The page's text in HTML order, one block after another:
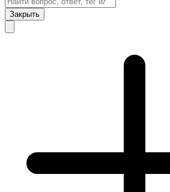
Закрыть